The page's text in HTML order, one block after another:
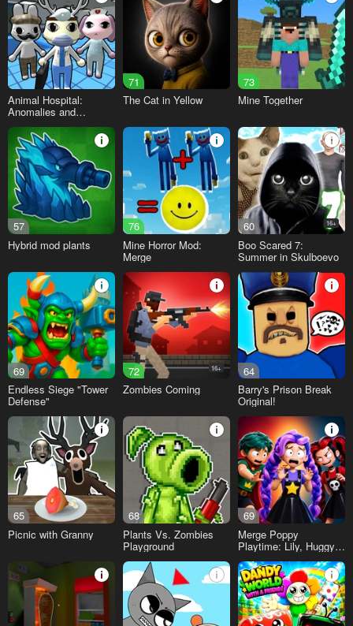
Animal Hospital:
Anomalies and
Monsters
71
The Cat in Yellow
73
Mine Together
57
Hybrid mod plants
76
Mine Horror Mod:
Merge
60 16+
Boo Scared 7:
Summer in Skulboevo
69
Endless Siege "Tower
Defense"
72 16+
Zombies Coming
64
Barry's Prison Break
Original!
65
Picnic with Granny
68
Plants Vs. Zombies
Playground
69
Merge Poppy
Playtime: Lily, Huggy,